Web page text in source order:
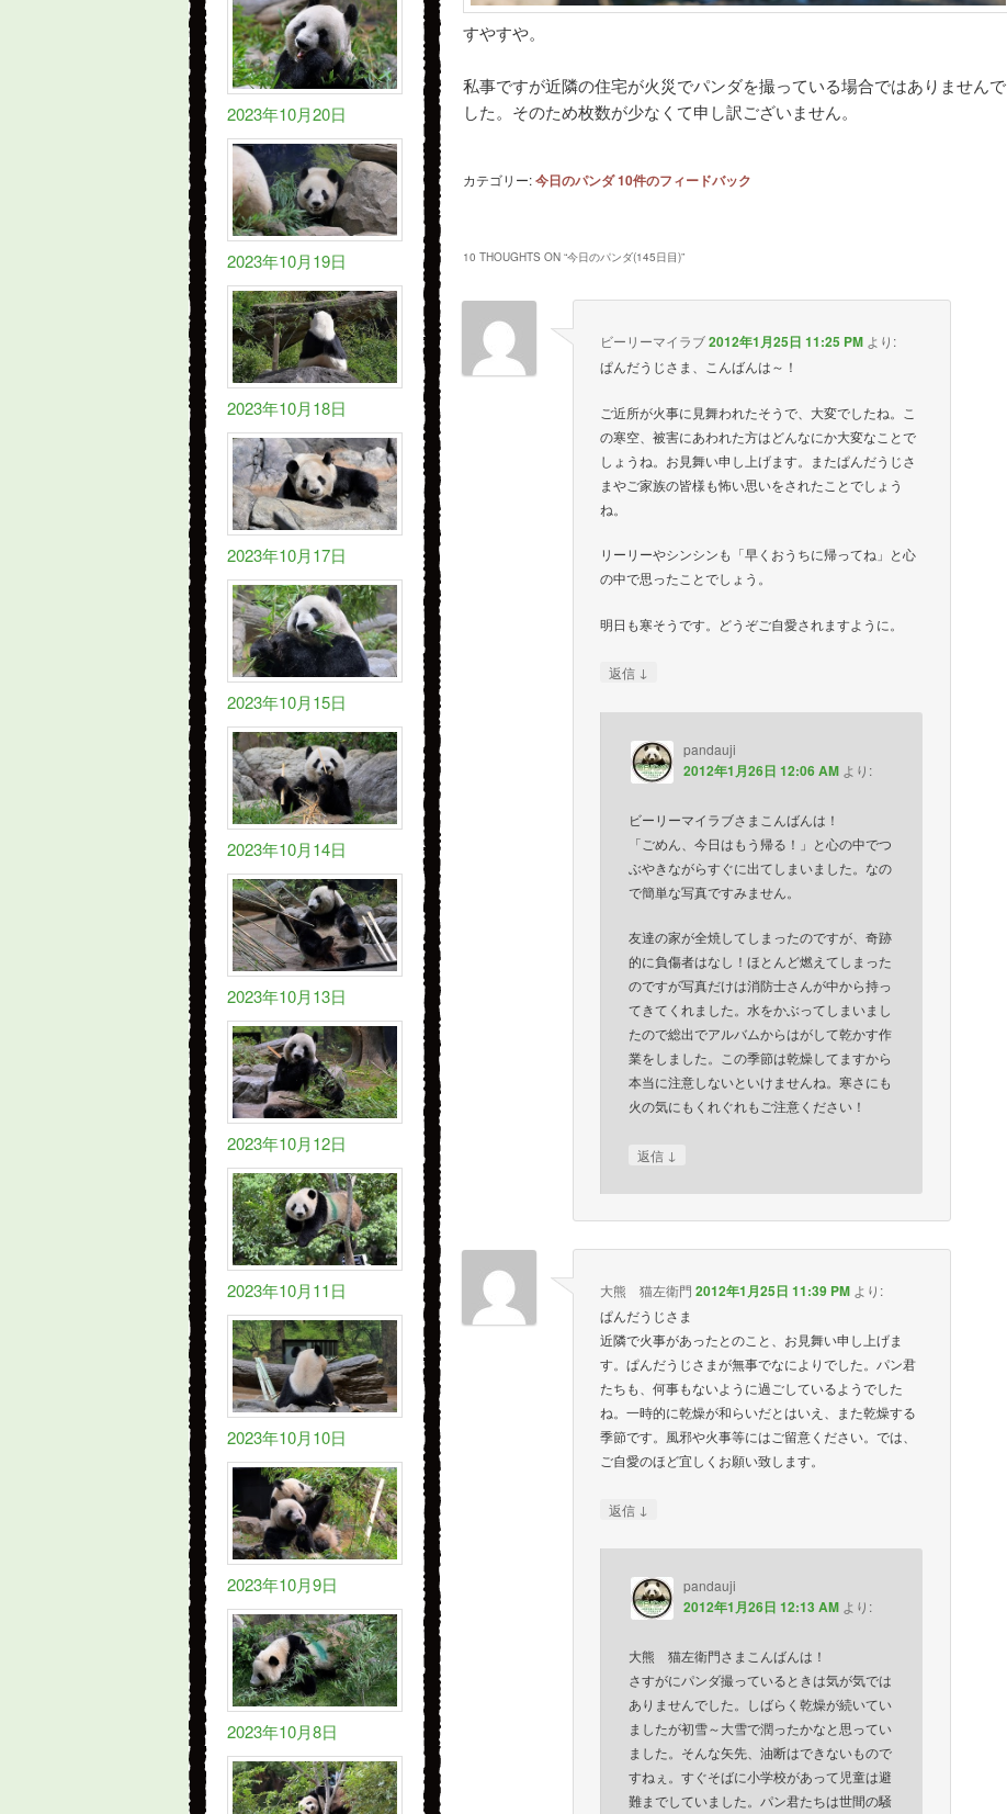
2023年10月20日
2023年10月19日
2023年10月18日
2023年10月17日
2023年10月15日
2023年10月14日
2023年10月13日
2023年10月12日
2023年10月11日
2023年10月10日
2023年10月9日
2023年10月8日
すやすや。
私事ですが近隣の住宅が火災でパンダを撮っている場合ではありませんで
した。そのため枚数が少なくて申し訳ございません。
カテゴリー:今日のパンダ10件のフィードバック
10 THOUGHTS ON “今日のパンダ(145日目)”
ビーリーマイラブ2012年1月25日 11:25 PM より:
ぱんだうじさま、こんばんは～！
ご近所が火事に見舞われたそうで、大変でしたね。こ
の寒空、被害にあわれた方はどんなにか大変なことで
しょうね。お見舞い申し上げます。またぱんだうじさ
まやご家族の皆様も怖い思いをされたことでしょう
ね。
リーリーやシンシンも「早くおうちに帰ってね」と心
の中で思ったことでしょう。
明日も寒そうです。どうぞご自愛されますように。
返信 ↓
pandauji
2012年1月26日 12:06 AM より:
ビーリーマイラブさまこんばんは！
「ごめん、今日はもう帰る！」と心の中でつ
ぶやきながらすぐに出てしまいました。なの
で簡単な写真ですみません。
友達の家が全焼してしまったのですが、奇跡
的に負傷者はなし！ほとんど燃えてしまった
のですが写真だけは消防士さんが中から持っ
てきてくれました。水をかぶってしまいまし
たので総出でアルバムからはがして乾かす作
業をしました。この季節は乾燥してますから
本当に注意しないといけませんね。寒さにも
火の気にもくれぐれもご注意ください！
返信 ↓
大熊 猫左衛門 2012年1月25日 11:39 PM より:
ぱんだうじさま
近隣で火事があったとのこと、お見舞い申し上げま
す。ぱんだうじさまが無事でなによりでした。パン君
たちも、何事もないように過ごしているようでした
ね。一時的に乾燥が和らいだとはいえ、また乾燥する
季節です。風邪や火事等にはご留意ください。では、
ご自愛のほど宜しくお願い致します。
返信 ↓
pandauji
2012年1月26日 12:13 AM より:
大熊 猫左衛門さまこんばんは！
さすがにパンダ撮っているときは気が気では
ありませんでした。しばらく乾燥が続いてい
ましたが初雪～大雪で潤ったかなと思ってい
ました。そんな矢先、油断はできないもので
すねぇ。すぐそばに小学校があって児童は避
難までしていました。パン君たちは世間の騒